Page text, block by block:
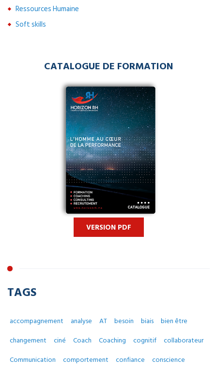
Ressources Humaine
Soft skills
CATALOGUE DE FORMATION
VERSION PDF
TAGS
accompagnement analyse AT besoin biais
bien être
changement
ciné Coach Coaching cognitif
collaborateur
Communication
comportement confiance
conscience